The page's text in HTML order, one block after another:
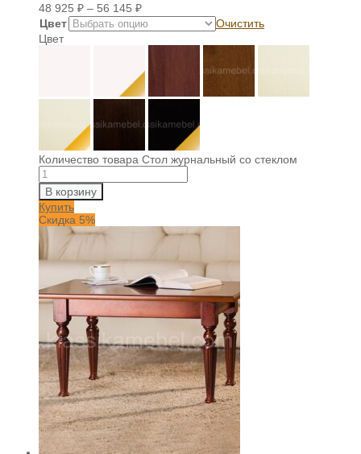
48 925 ₽ – 56 145 ₽
Цвет
Очистить
Цвет
Количество товара Стол журнальный со стеклом
В корзину
Купить
Скидка 5%